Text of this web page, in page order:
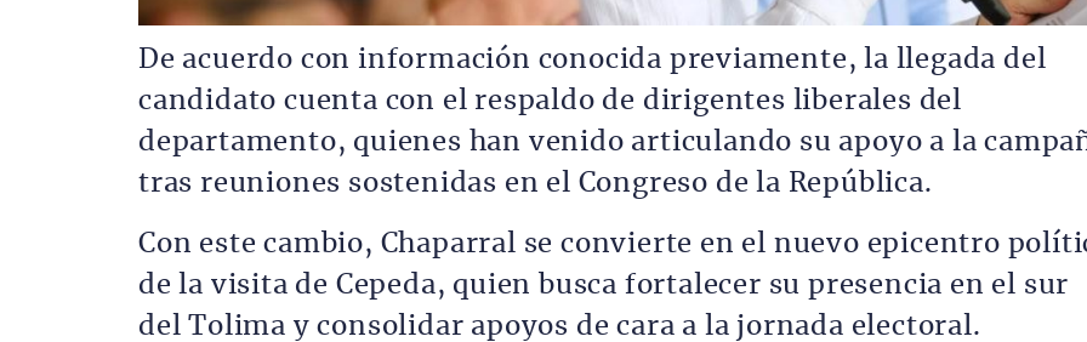
De acuerdo con información conocida previamente, la llegada del
candidato cuenta con el respaldo de dirigentes liberales del
departamento, quienes han venido articulando su apoyo a la
tras reuniones sostenidas en el Congreso de la República.
Con este cambio, Chaparral se convierte en el nuevo epicentro
de la visita de Cepeda, quien busca fortalecer su presencia en el sur
del Tolima y consolidar apoyos de cara a la jornada electoral.